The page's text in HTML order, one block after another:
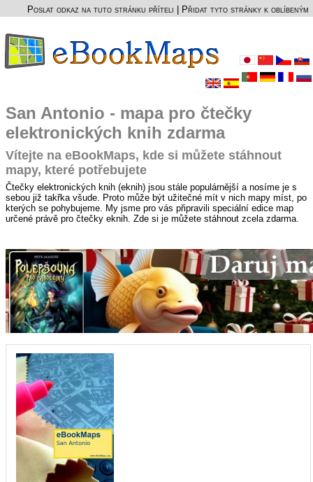
Poslat odkaz na tuto stránku příteli Přidat tyto stránky k oblíbeným
San Antonio - mapa pro čtečky
elektronických knih zdarma
Vítejte na eBookMaps, kde si můžete stáhnout
mapy, které potřebujete
Čtečky elektronických knih (eknih) jsou stále populárnější a nosíme je s
sebou již takřka všude. Proto může být užitečné mít v nich mapy míst, po
kterých se pohybujeme. My jsme pro vás připravili speciální edice map
určené právě pro čtečky eknih. Zde si je můžete stáhnout zcela zdarma.